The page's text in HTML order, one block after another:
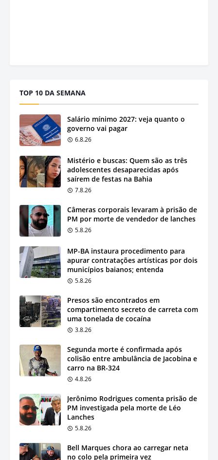
TOP 10 DA SEMANA
Salário mínimo 2027: veja quanto o
governo vai pagar
6.8.26
Mistério e buscas: Quem são as três
adolescentes desaparecidas após
saírem de festas na Bahia
7.8.26
Câmeras corporais levaram à prisão de
PM por morte de vendedor de lanches
5.8.26
MP-BA instaura procedimento para
apurar contratações artísticas por dois
municípios baianos; entenda
5.8.26
Presos são encontrados em
compartimento secreto de carreta com
uma tonelada de cocaína
3.8.26
Segunda morte é confirmada após
colisão entre ambulância de Jacobina e
carro na BR-324
4.8.26
Jerônimo Rodrigues comenta prisão de
PM investigada pela morte de Léo
Lanches
5.8.26
Bell Marques chora ao carregar neta
no colo pela primeira vez